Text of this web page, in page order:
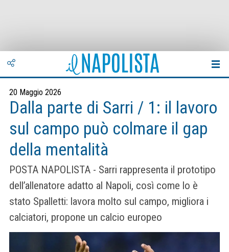
20 Maggio 2026
Dalla parte di Sarri / 1: il lavoro
sul campo può colmare il gap
della mentalità
POSTA NAPOLISTA - Sarri rappresenta il prototipo
dell’allenatore adatto al Napoli, così come lo è
stato Spalletti: lavora molto sul campo, migliora i
calciatori, propone un calcio europeo